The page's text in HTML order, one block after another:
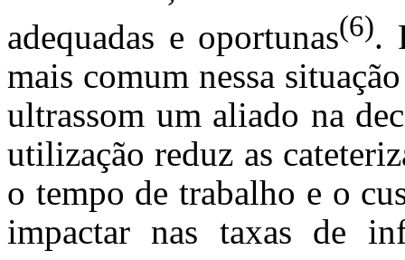
adequadas e oportunas(6).
mais comum nessa
ultrassom um aliado na
utilização reduz as
o tempo de trabalho e o
impactar nas taxas de